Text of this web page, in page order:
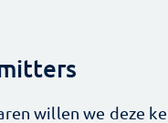
willen we deze